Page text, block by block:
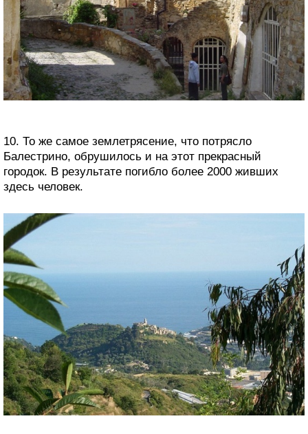
10. То же самое землетрясение, что потрясло
Балестрино, обрушилось и на этот прекрасный
городок. В результате погибло более 2000 живших
здесь человек.